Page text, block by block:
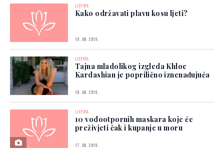
LJEPOTA
Kako održavati plavu kosu ljeti?
19. 06. 2019.
LJEPOTA
Tajna mladolikog izgleda Khloe
Kardashian je poprilično iznenađujuća
19. 06. 2019.
LJEPOTA
10 vodootpornih maskara koje će
preživjeti čak i kupanje u moru
17. 06. 2019.